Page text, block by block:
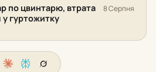
по цвинтарю, втрата
у гуртожитку
8 Серпня